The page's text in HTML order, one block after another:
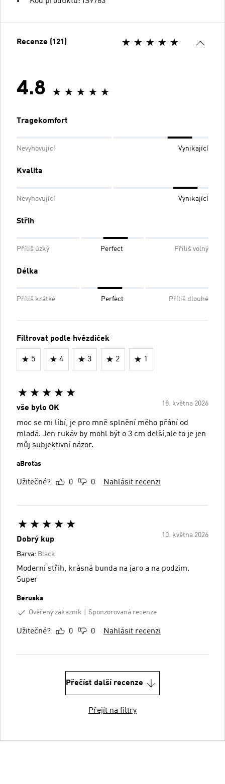
Recenze (121)
4.8
Tragekomfort
Nevyhovující Vynikající
Kvalita
Nevyhovující Vynikající
Střih
Příliš úzký Perfect Příliš volný
Délka
Příliš krátké Perfect Příliš dlouhé
Filtrovat podle hvězdiček
5 4 3 2 1
18. května 2026
vše bylo OK
moc se mi líbí, je pro mně splnění mého přání od
mladá. Jen rukáv by mohl být o 3 cm delší,ale to je jen
můj subjektivní názor.
aBroťas
Užitečné? 0 0 Nahlásit recenzi
10. května 2026
Dobrý kup
Barva: Black
Moderní střih, krásná bunda na jaro a na podzim.
Super
Beruska
Ověřený zákazník
Sponzorovaná recenze
Užitečné? 0 0 Nahlásit recenzi
Přečíst další recenze
Přejít na filtry